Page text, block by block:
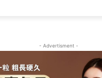
- Advertisment -